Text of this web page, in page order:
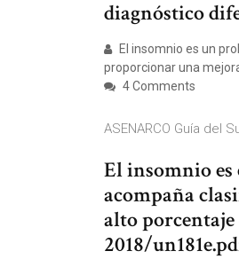
diagnóstico
El insomnio es un
proporcionar una
4 Comments
ASENARCO Guía del
El insomnio es
acompaña
alto
2018/